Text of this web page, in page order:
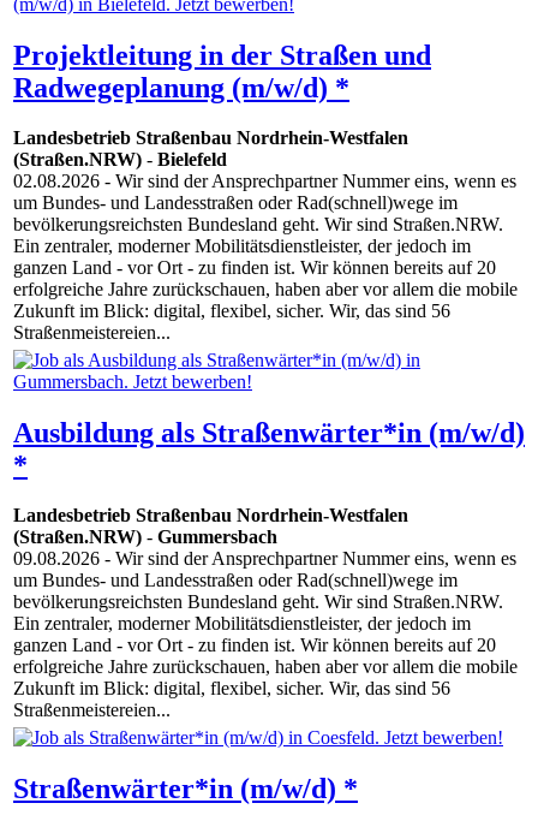
Projektleitung in der Straßen und
Radwegeplanung (m/w/d) *
Landesbetrieb Straßenbau Nordrhein-Westfalen
(Straßen.NRW) - Bielefeld
02.08.2026 - Wir sind der Ansprechpartner Nummer eins, wenn es
um Bundes- und Landesstraßen oder Rad(schnell)wege im
bevölkerungsreichsten Bundesland geht. Wir sind Straßen.NRW.
Ein zentraler, moderner Mobilitätsdienstleister, der jedoch im
ganzen Land - vor Ort - zu finden ist. Wir können bereits auf 20
erfolgreiche Jahre zurückschauen, haben aber vor allem die mobile
Zukunft im Blick: digital, flexibel, sicher. Wir, das sind 56
Straßenmeistereien...
Ausbildung als Straßenwärter*in (m/w/d)
*
Landesbetrieb Straßenbau Nordrhein-Westfalen
(Straßen.NRW) - Gummersbach
09.08.2026 - Wir sind der Ansprechpartner Nummer eins, wenn es
um Bundes- und Landesstraßen oder Rad(schnell)wege im
bevölkerungsreichsten Bundesland geht. Wir sind Straßen.NRW.
Ein zentraler, moderner Mobilitätsdienstleister, der jedoch im
ganzen Land - vor Ort - zu finden ist. Wir können bereits auf 20
erfolgreiche Jahre zurückschauen, haben aber vor allem die mobile
Zukunft im Blick: digital, flexibel, sicher. Wir, das sind 56
Straßenmeistereien...
Straßenwärter*in (m/w/d) *